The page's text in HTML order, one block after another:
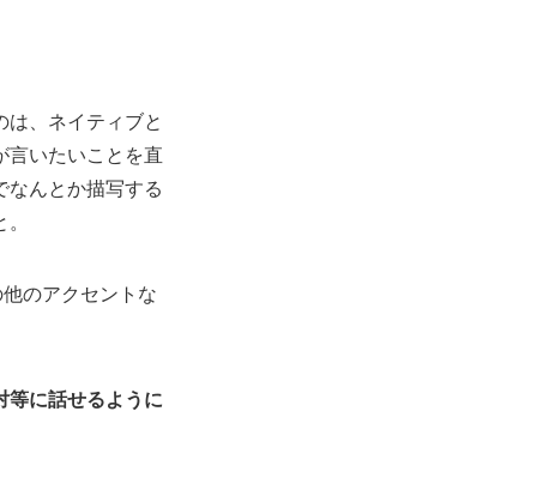
、ネイティブと
言いたいことを直
んとか描写する
のアクセントな
等に話せるように